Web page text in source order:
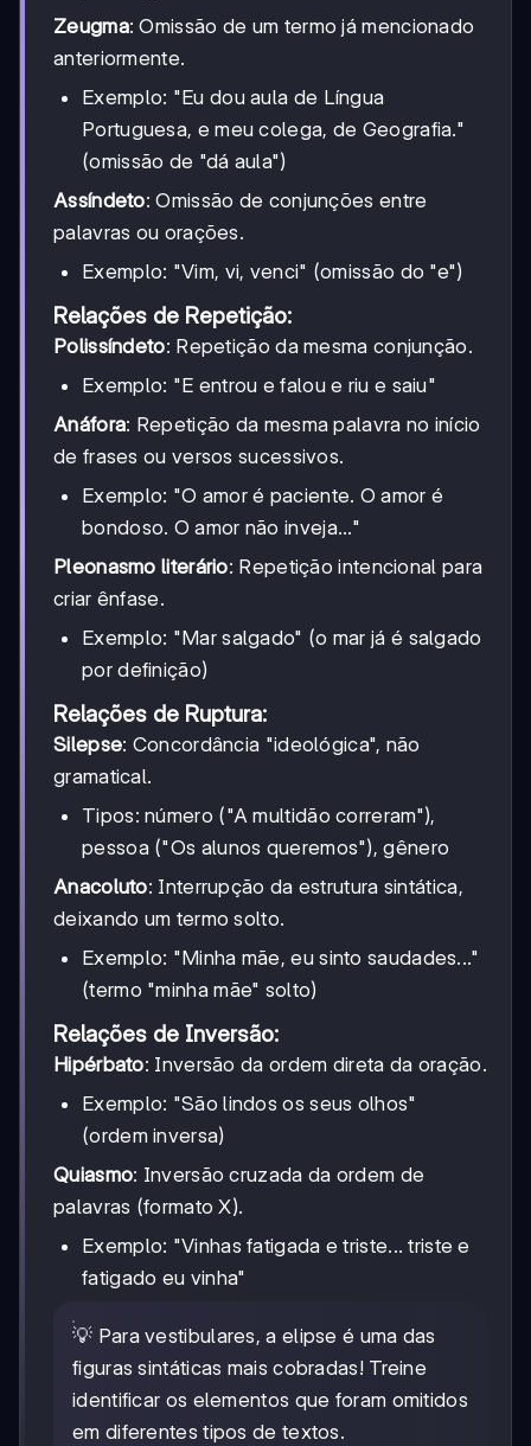
Zeugma: Omissão de um termo já mencionado
anteriormente.
Exemplo: "Eu dou aula de Língua
Portuguesa, e meu colega, de Geografia."
(omissão de "dá aula")
Assíndeto: Omissão de conjunções entre
palavras ou orações.
Exemplo: "Vim, vi, venci" (omissão do "e")
Relações de Repetição:
Polissíndeto: Repetição da mesma conjunção.
Exemplo: "E entrou e falou e riu e saiu"
Anáfora: Repetição da mesma palavra no início
de frases ou versos sucessivos.
Exemplo: "O amor é paciente. O amor é
bondoso. O amor não inveja..."
Pleonasmo literário: Repetição intencional para
criar ênfase.
Exemplo: "Mar salgado" (o mar já é salgado
por definição)
Relações de Ruptura:
Silepse: Concordância "ideológica", não
gramatical.
Tipos: número ("A multidão correram"),
pessoa ("Os alunos queremos"), gênero
Anacoluto: Interrupção da estrutura sintática,
deixando um termo solto.
Exemplo: "Minha mãe, eu sinto saudades..."
(termo "minha mãe" solto)
Relações de Inversão:
Hipérbato: Inversão da ordem direta da oração.
Exemplo: "São lindos os seus olhos"
(ordem inversa)
Quiasmo: Inversão cruzada da ordem de
palavras (formato X).
Exemplo: "Vinhas fatigada e triste... triste e
fatigado eu vinha"
💡 Para vestibulares, a elipse é uma das
figuras sintáticas mais cobradas! Treine
identificar os elementos que foram omitidos
em diferentes tipos de textos.